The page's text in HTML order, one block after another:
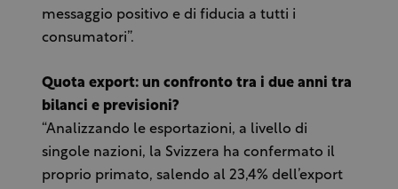
messaggio positivo e di fiducia a tutti i
consumatori”.
Quota export: un confronto tra i due anni tra
bilanci e previsioni?
“Analizzando le esportazioni, a livello di
singole nazioni, la Svizzera ha confermato il
proprio primato, salendo al 23,4% dell’export